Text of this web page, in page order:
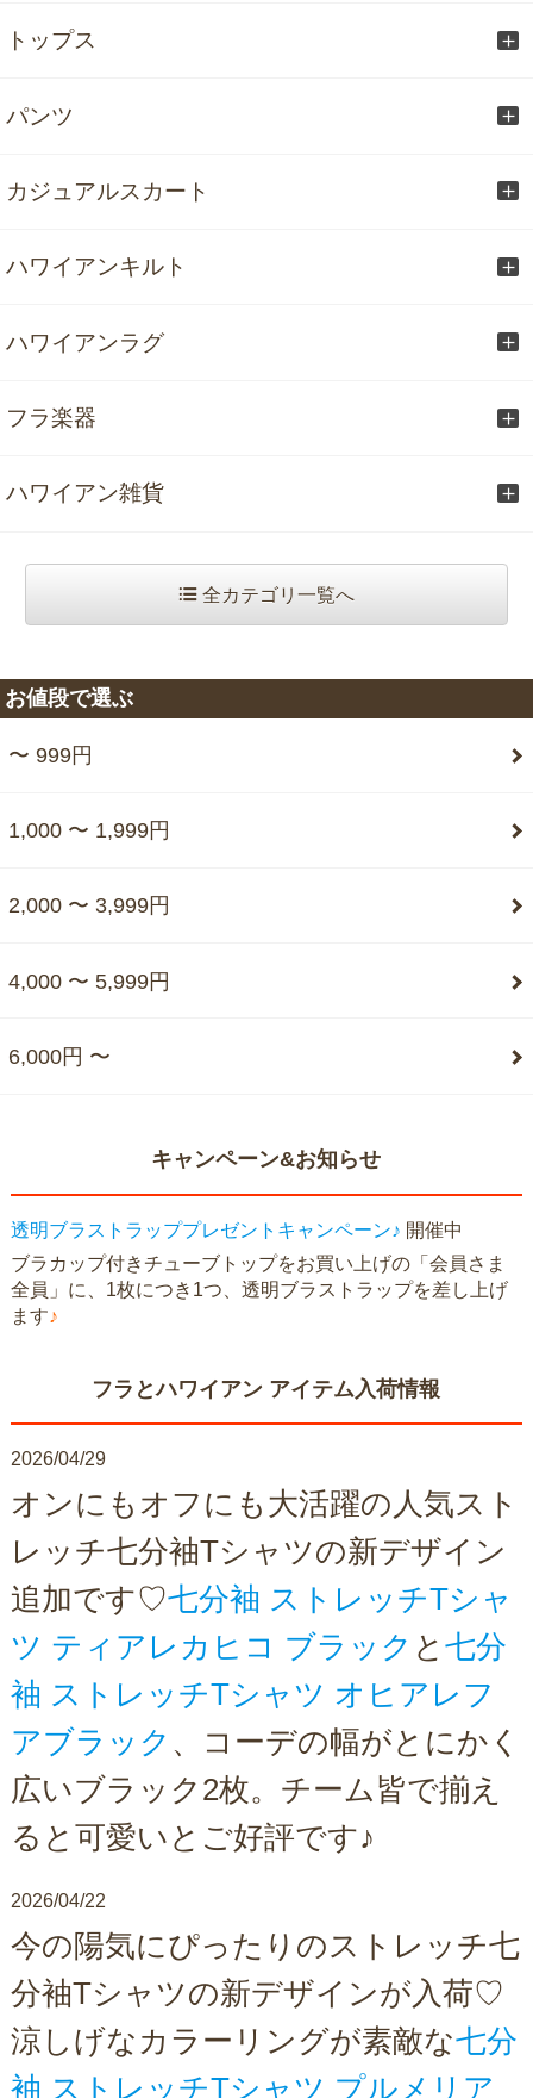
トップス
パンツ
カジュアルスカート
ハワイアンキルト
ハワイアンラグ
フラ楽器
ハワイアン雑貨
全カテゴリ一覧へ
お値段で選ぶ
〜 999円
1,000 〜 1,999円
2,000 〜 3,999円
4,000 〜 5,999円
6,000円 〜
キャンペーン&お知らせ
透明ブラストラッププレゼントキャンペーン♪ 開催中
ブラカップ付きチューブトップをお買い上げの「会員さま
全員」に、1枚につき1つ、透明ブラストラップを差し上げ
ます♪
フラとハワイアン アイテム入荷情報
2026/04/29
オンにもオフにも大活躍の人気スト
レッチ七分袖Tシャツの新デザイン
追加です♡七分袖 ストレッチTシャ
ツ ティアレカヒコ ブラック と 七分
袖 ストレッチTシャツ オヒアレフ
アブラック 、コーデの幅がとにかく
広いブラック2枚。チーム皆で揃え
ると可愛いとご好評です♪
2026/04/22
今の陽気にぴったりのストレッチ七
分袖Tシャツの新デザインが入荷♡
涼しげなカラーリングが素敵な七分
袖 ストレッチTシャツ プルメリア